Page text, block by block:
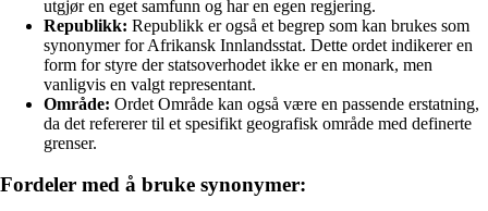
utgjør en eget samfunn og har en egen regjering.
Republikk: Republikk er også et begrep som kan brukes som
synonymer for Afrikansk Innlandsstat. Dette ordet indikerer en
form for styre der statsoverhodet ikke er en monark, men
vanligvis en valgt representant.
Område: Ordet Område kan også være en passende erstatning,
da det refererer til et spesifikt geografisk område med definerte
grenser.
Fordeler med å bruke synonymer: